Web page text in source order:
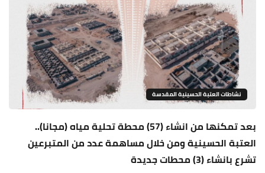
نشاطات العتبة الحسينية المقدسة
بعد تمكنها من انشاء (57) محطة تحلية مياه (مجانا)..
العتبة الحسينية ومن خلال مساهمة عدد من المتبرعين
تشرع بانشاء (3) محطات جديدة